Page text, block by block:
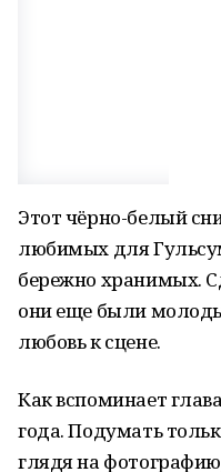
Этот чёрно-белый
любимых для
бережно хранимых.
они еще были
любовь к сцене.
Как вспоминает
года. Подумать
глядя на